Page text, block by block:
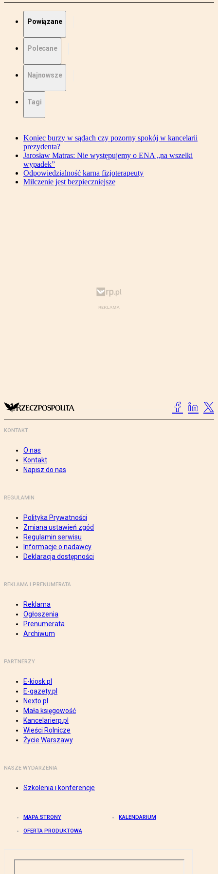
Powiązane
Polecane
Najnowsze
Tagi
Koniec burzy w sądach czy pozorny spokój w kancelarii
prezydenta?
Jarosław Matras: Nie występujemy o ENA „na wszelki
wypadek”
Odpowiedzialność karna fizjoterapeuty
Milczenie jest bezpieczniejsze
KONTAKT
O nas
Kontakt
Napisz do nas
REGULAMIN
Polityka Prywatności
Zmiana ustawień zgód
Regulamin serwisu
Informacje o nadawcy
Deklaracja dostępności
REKLAMA I PRENUMERATA
Reklama
Ogłoszenia
Prenumerata
Archiwum
PARTNERZY
E-kiosk.pl
E-gazety.pl
Nexto.pl
Mała księgowość
Kancelarierp.pl
Wieści Rolnicze
Życie Warszawy
NASZE WYDARZENIA
Szkolenia i konferencje
MAPA STRONY KALENDARIUM
OFERTA PRODUKTOWA